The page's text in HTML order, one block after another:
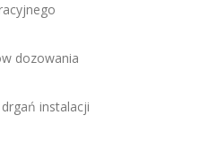
dozowania
instalacji